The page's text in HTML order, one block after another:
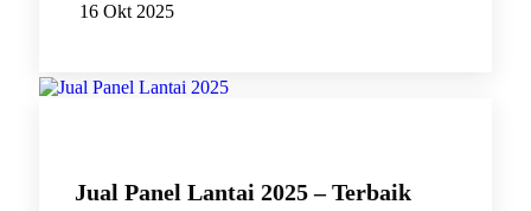
16 Okt 2025
Jual Panel Lantai 2025 – Terbaik